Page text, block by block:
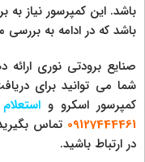
باشد. این کمپرسور نیاز به
باشد که در ادامه به
صنایع برودتی نوری
شما می توانید برای
کمپرسور اسکرو و
09127444461 تماس
در ارتباط باشید.